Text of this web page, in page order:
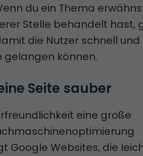
du ein Thema
Stelle behandelt hast,
die Nutzer schnell und
gelangen können.
Seite sauber
eine große
Google Websites, die